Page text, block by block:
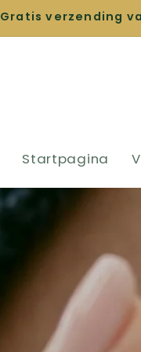
Gratis verzending
Startpagina